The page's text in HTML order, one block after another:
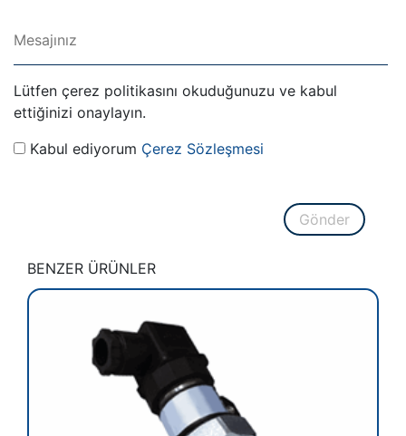
Lütfen çerez politikasını okuduğunuzu ve kabul
ettiğinizi onaylayın.
Kabul ediyorum Çerez Sözleşmesi
Gönder
BENZER ÜRÜNLER